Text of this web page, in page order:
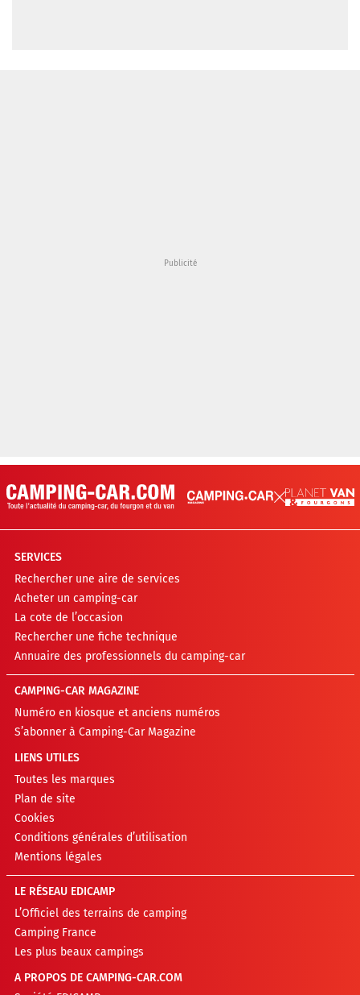
SERVICES
Rechercher une aire de services
Acheter un camping-car
La cote de l’occasion
Rechercher une fiche technique
Annuaire des professionnels du camping-car
CAMPING-CAR MAGAZINE
Numéro en kiosque et anciens numéros
S’abonner à Camping-Car Magazine
LIENS UTILES
Toutes les marques
Plan de site
Cookies
Conditions générales d’utilisation
Mentions légales
LE RÉSEAU EDICAMP
L’Officiel des terrains de camping
Camping France
Les plus beaux campings
A PROPOS DE CAMPING-CAR.COM